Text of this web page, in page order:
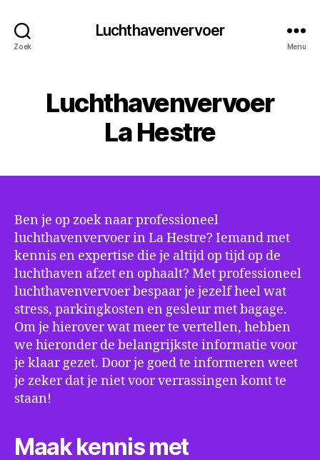
Zoek
Luchthavenvervoer
Menu
Luchthavenvervoer
La Hestre
Ben je op zoek naar professioneel
luchthavenvervoer in La Hestre? Iemand met
kennis en expertise die je altijd op tijd op de
luchthaven afzet en ophaalt? Met professioneel
luchthavenvervoer bespaar je jezelf heel wat
stress, parkingkosten en gesleur met bagage.
Om je hierover wat meer te vertellen, hebben
we hieronder de belangrijkste informatie voor
je klaar gezet. Door je goed te informeren weet
je zeker dat je niet voor verrassingen komt te
staan!
Maak kennis met